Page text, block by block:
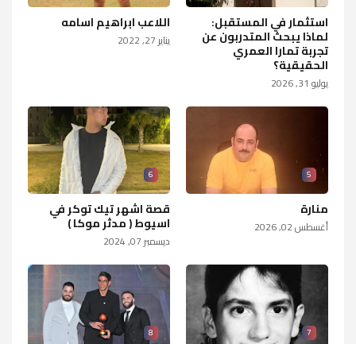
استثمار في المستقبل:
لماذا يبحث المتدربون عن
تجربة تمارا العمري
الحقيقية؟
يوليو 31, 2026
اللاعب ابراهيم اسامه
يناير 27, 2022
5
منارة
أغسطس 02, 2026
6
قصة اشهر تيك توكر في
اسيوط ( مدثر موكا )
ديسمبر 07, 2024
7
8